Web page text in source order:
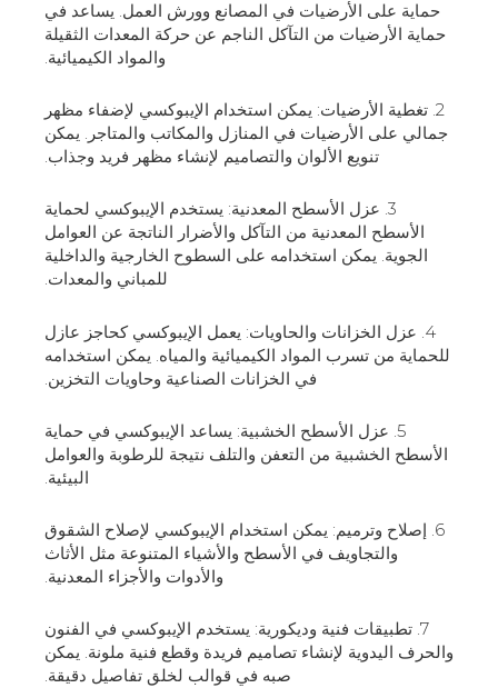
حماية على الأرضيات في المصانع وورش العمل. يساعد في
حماية الأرضيات من التآكل الناجم عن حركة المعدات الثقيلة
والمواد الكيميائية.
2. تغطية الأرضيات: يمكن استخدام الإيبوكسي لإضفاء مظهر
جمالي على الأرضيات في المنازل والمكاتب والمتاجر. يمكن
تنويع الألوان والتصاميم لإنشاء مظهر فريد وجذاب.
3. عزل الأسطح المعدنية: يستخدم الإيبوكسي لحماية
الأسطح المعدنية من التآكل والأضرار الناتجة عن العوامل
الجوية. يمكن استخدامه على السطوح الخارجية والداخلية
للمباني والمعدات.
4. عزل الخزانات والحاويات: يعمل الإيبوكسي كحاجز عازل
للحماية من تسرب المواد الكيميائية والمياه. يمكن استخدامه
في الخزانات الصناعية وحاويات التخزين.
5. عزل الأسطح الخشبية: يساعد الإيبوكسي في حماية
الأسطح الخشبية من التعفن والتلف نتيجة للرطوبة والعوامل
البيئية.
6. إصلاح وترميم: يمكن استخدام الإيبوكسي لإصلاح الشقوق
والتجاويف في الأسطح والأشياء المتنوعة مثل الأثاث
والأدوات والأجزاء المعدنية.
7. تطبيقات فنية وديكورية: يستخدم الإيبوكسي في الفنون
والحرف اليدوية لإنشاء تصاميم فريدة وقطع فنية ملونة. يمكن
صبه في قوالب لخلق تفاصيل دقيقة.